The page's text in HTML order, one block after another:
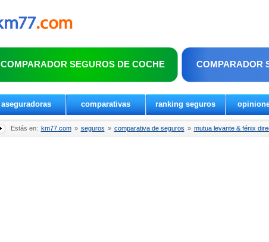
COMPARADOR SEGUROS DE COCHE COMPARADOR
aseguradoras comparativas ranking seguros
Estás en: km77.com » seguros » comparativa de seguros » mutua levante & fénix